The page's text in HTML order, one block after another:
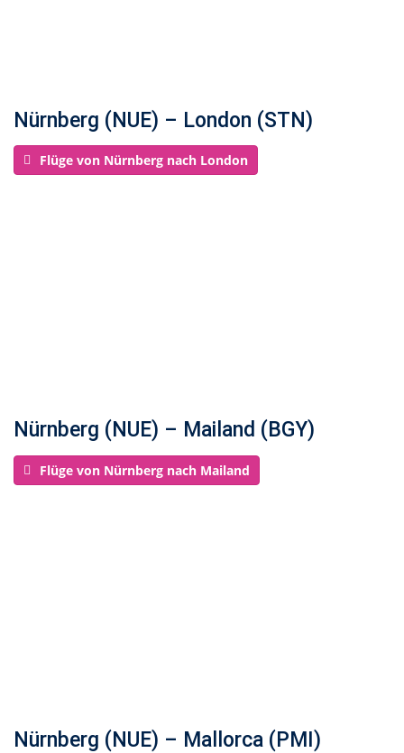
Nürnberg (NUE) – London (STN)
Flüge von Nürnberg nach London
Nürnberg (NUE) – Mailand (BGY)
Flüge von Nürnberg nach Mailand
Nürnberg (NUE) – Mallorca (PMI)